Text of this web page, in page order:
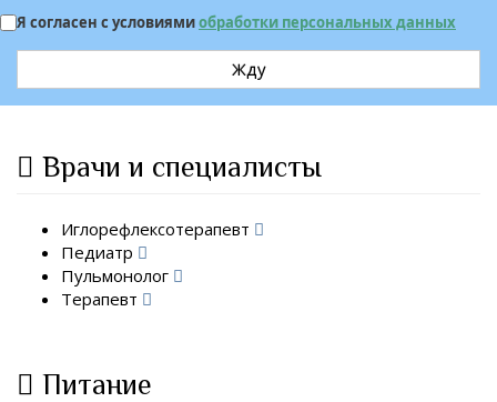
Я согласен с условиямиобработки персональных данных
Жду
Врачи и специалисты
Иглорефлексотерапевт
Педиатр
Пульмонолог
Терапевт
Питание